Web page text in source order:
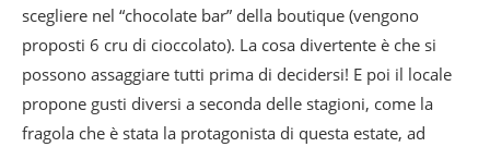
scegliere nel “chocolate bar” della boutique (vengono
proposti 6 cru di cioccolato). La cosa divertente è che si
possono assaggiare tutti prima di decidersi! E poi il locale
propone gusti diversi a seconda delle stagioni, come la
fragola che è stata la protagonista di questa estate, ad